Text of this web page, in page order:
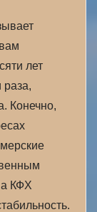
лет
раза,
Конечно,
КФХ